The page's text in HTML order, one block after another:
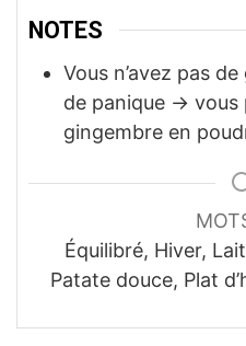
NOTES
Vous n’avez pas
de panique → vous
gingembre en
Équilibré, Hiver,
Patate douce, Plat